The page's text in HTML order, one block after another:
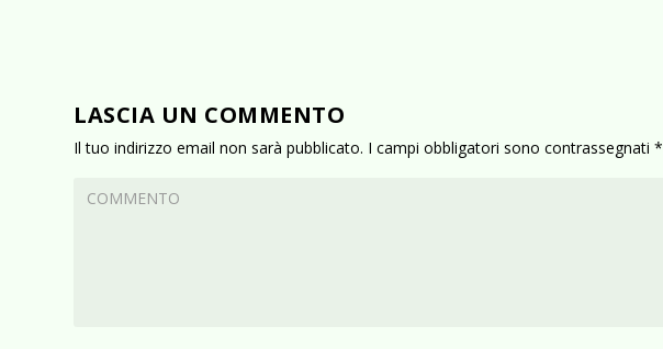
LASCIA UN COMMENTO
Il tuo indirizzo email non sarà pubblicato. I campi obbligatori sono contrassegnati*